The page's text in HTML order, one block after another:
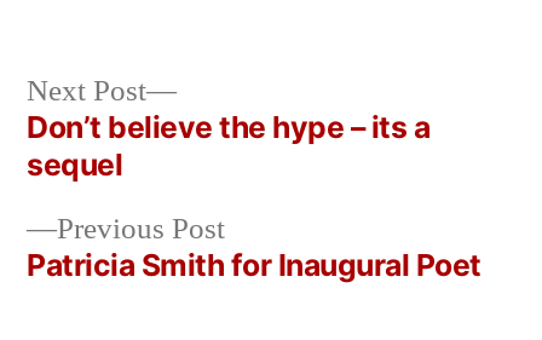
Post
navigation
Previous PostPrevious
post:
Patricia Smith for Inaugural Poet
Next Post
Next
post:
Don’t believe the hype – its a
sequel